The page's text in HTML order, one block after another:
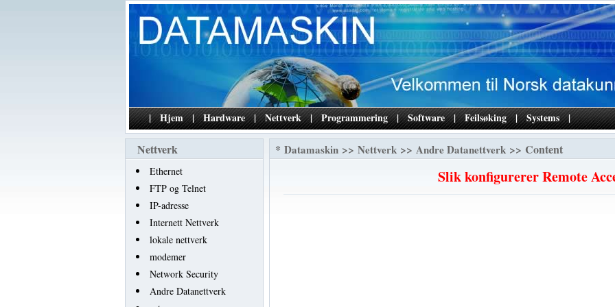
| Hjem | Hardware | Nettverk | Programmering | Software | Feilsøking | Systems |
Nettverk
Ethernet
FTP og Telnet
IP-adresse
Internett Nettverk
lokale nettverk
modemer
Network Security
Andre Datanettverk
* Datamaskin >> Nettverk >> Andre Datanettverk >> Content
Slik konfigurerer Remote